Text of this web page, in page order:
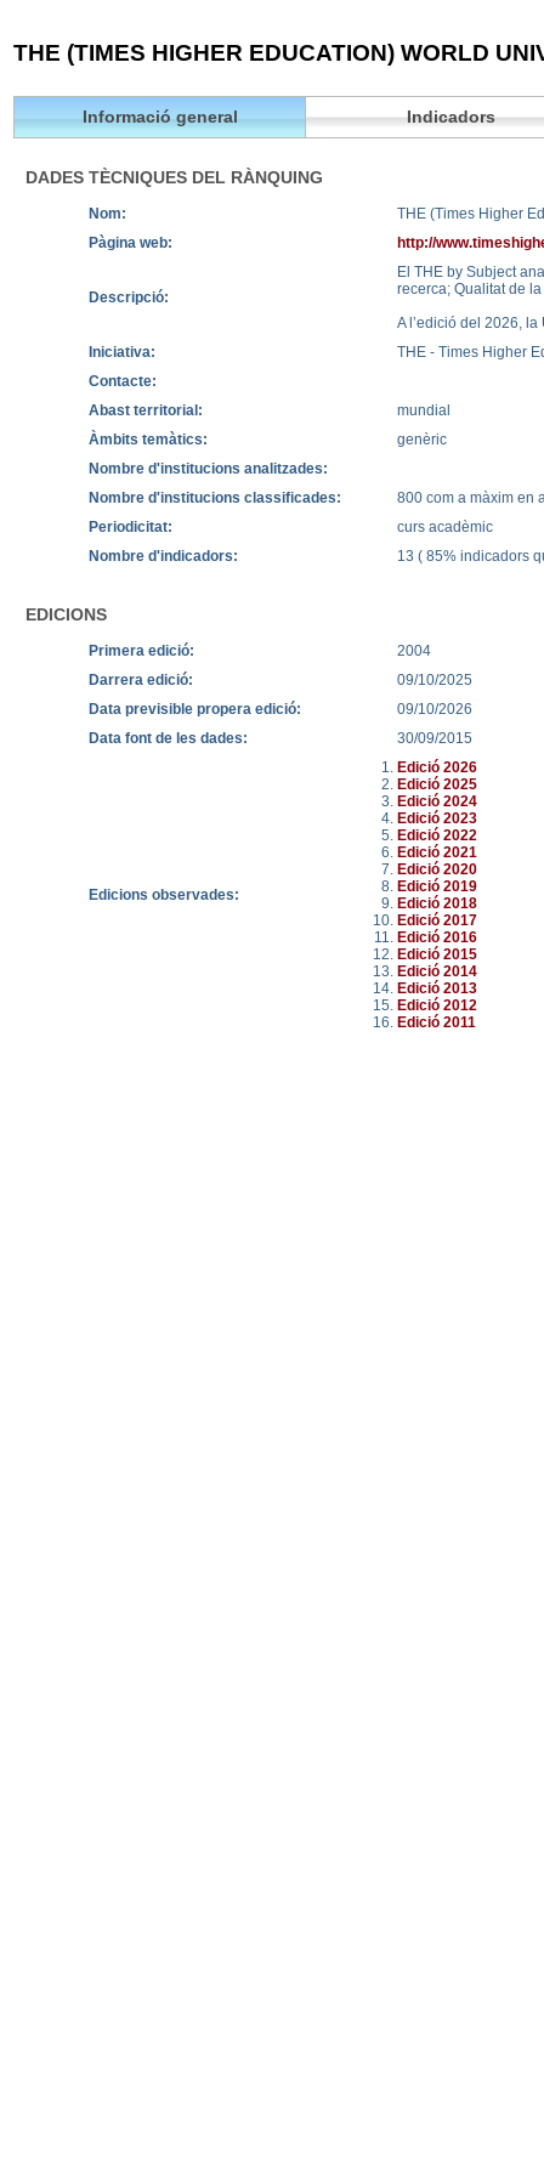
THE (TIMES HIGHER EDUCATION) WORLD
Informació general Indicadors
DADES TÈCNIQUES DEL RÀNQUING
Nom:
THE (Times Higher
Pàgina web:
http://
Descripció:
El THE by Subject
recerca; Qualitat de
A l’edició del 2026,
Iniciativa:
THE - Times Higher
Contacte:
Abast territorial:
mundial
Àmbits temàtics:
genèric
Nombre d'institucions analitzades:
Nombre d'institucions classificades:
800 com a màxim en
Periodicitat:
curs acadèmic
Nombre d'indicadors:
13 ( 85% indicadors
EDICIONS
Primera edició:
2004
Darrera edició:
09/10/2025
Data previsible propera edició:
09/10/2026
Data font de les dades:
30/09/2015
Edicions observades:
Edició 2026
Edició 2025
Edició 2024
Edició 2023
Edició 2022
Edició 2021
Edició 2020
Edició 2019
Edició 2018
Edició 2017
Edició 2016
Edició 2015
Edició 2014
Edició 2013
Edició 2012
Edició 2011